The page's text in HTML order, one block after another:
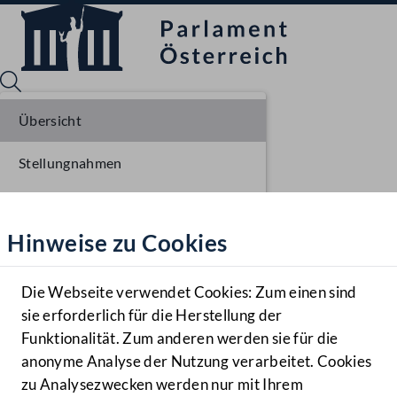
Hilfe
Benutzer
Navigationsmenü öffnen
MENÜ
Hinweise zu Cookies
Die Webseite verwendet Cookies: Zum einen sind
sie erforderlich für die Herstellung der
Funktionalität. Zum anderen werden sie für die
anonyme Analyse der Nutzung verarbeitet. Cookies
zu Analysezwecken werden nur mit Ihrem
Übersicht
Stellungnahmen
Einlangen NR